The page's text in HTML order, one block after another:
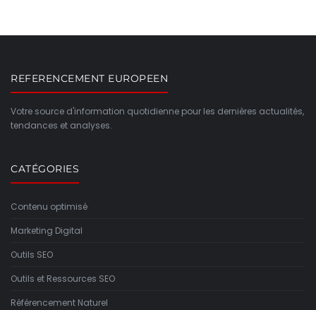
REFERENCEMENT EUROPEEN
Votre source d'information quotidienne pour les dernières actualités,
tendances et analyses.
CATÉGORIES
Contenu optimisé
Marketing Digital
Outils SEO
Outils et Ressources SEO
Référencement Naturel